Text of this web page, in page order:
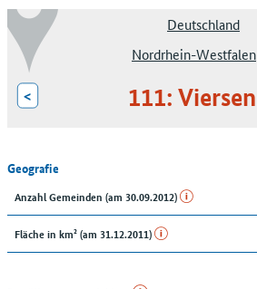
Deutschland
Nordrhein-Westfalen
< 111: Viersen
Geografie
Anzahl Gemeinden (am 30.09.2012)
Fläche in km² (am 31.12.2011)